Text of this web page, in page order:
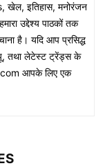
इतिहास, मनोरंजन
उद्देश्य पाठकों तक
है। यदि आप प्रसिद्ध
तथा लेटेस्ट ट्रेंड्स के
आपके लिए एक